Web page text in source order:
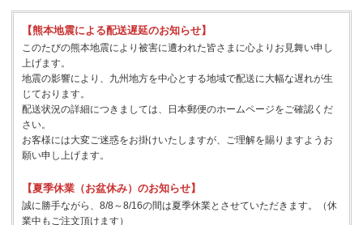
【熊本地震による配送遅延のお知らせ】
このたびの熊本地震により被害に遭われた皆さまに心よりお見舞い申し
上げます。
地震の影響により、九州地方を中心とする地域で配送に大幅な遅れが生
じております。
配送状況の詳細につきましては、日本郵便のホームページをご確認くだ
さい。
お客様には大変ご迷惑をお掛けいたしますが、ご理解を賜りますようお
願い申し上げます。
【夏季休業（お盆休み）のお知らせ】
誠に勝手ながら、8/8～8/16の間は夏季休業とさせていただきます。（休
業中もご注文頂けます）